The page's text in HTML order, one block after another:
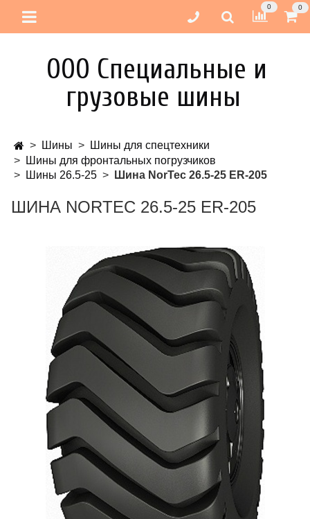
0 0
ООО Специальные и
грузовые шины
Шины
Шины для спецтехники
Шины для фронтальных погрузчиков
Шины 26.5-25
Шина NorTec 26.5-25 ER-205
ШИНА NORTEC 26.5-25 ER-205